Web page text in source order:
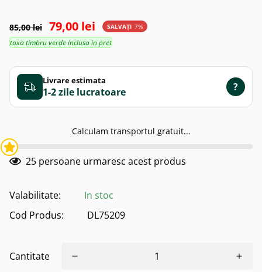
85,00 lei 79,00 lei SALVAȚI 7%
taxa timbru verde inclusa in pret
Livrare estimata
1-2 zile ?
Calculam transportul gratuit...
25 persoane urmaresc acest produs
Valabilitate:
In stoc
Cod Produs:
DL75209
Cantitate